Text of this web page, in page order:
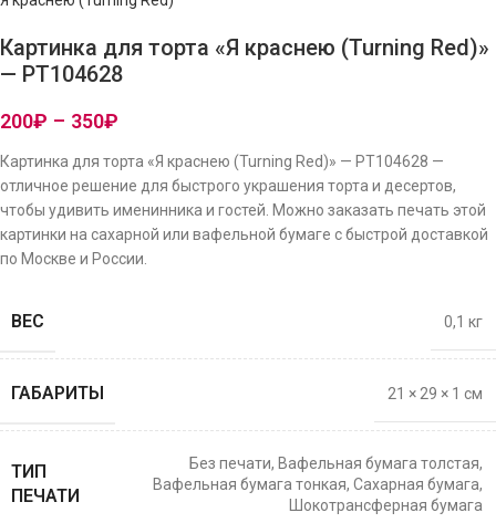
Картинка для торта «Я краснею (Turning Red)»
— PT104628
200₽ – 350₽
Картинка для торта «Я краснею (Turning Red)» — PT104628 —
отличное решение для быстрого украшения торта и десертов,
чтобы удивить именинника и гостей. Можно заказать печать этой
картинки на сахарной или вафельной бумаге с быстрой доставкой
по Москве и России.
ВЕС 0,1 кг
ГАБАРИТЫ 21 × 29 × 1 см
ТИП
ПЕЧАТИ
Без печати, Вафельная бумага толстая,
Вафельная бумага тонкая, Сахарная бумага,
Шокотрансферная бумага